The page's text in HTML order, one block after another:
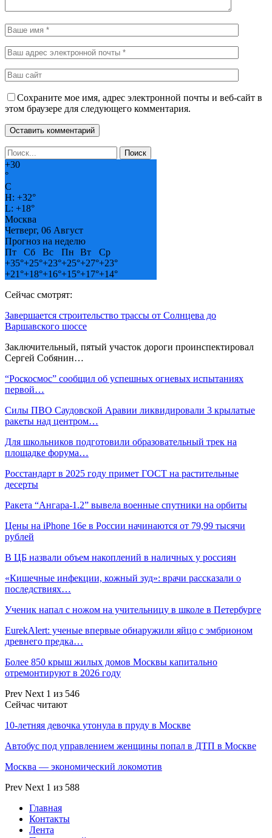
Сохраните мое имя, адрес электронной почты и веб-сайт в
этом браузере для следующего комментария.
+30
°
C
H: +32°
L: +18°
Москва
Четверг, 06 Август
Прогноз на неделю
Пт
Сб Вс Пн Вт
Ср
+35°+25°+23°+25°+27°+23°
+21°+18°+16°+15°+17°+14°
Сейчас смотрят:
Завершается строительство трассы от Солнцева до
Варшавского шоссе
Заключительный, пятый участок дороги проинспектировал
Сергей Собянин…
“Роскосмос” сообщил об успешных огневых испытаниях
первой…
Силы ПВО Саудовской Аравии ликвидировали 3 крылатые
ракеты над центром…
Для школьников подготовили образовательный трек на
площадке форума…
Росстандарт в 2025 году примет ГОСТ на растительные
десерты
Ракета “Ангара-1.2” вывела военные спутники на орбиты
Цены на iPhone 16e в России начинаются от 79,99 тысячи
рублей
В ЦБ назвали объем накоплений в наличных у россиян
«Кишечные инфекции, кожный зуд»: врачи рассказали о
последствиях…
Ученик напал с ножом на учительницу в школе в Петербурге
EurekAlert: ученые впервые обнаружили яйцо с эмбрионом
древнего предка…
Более 850 крыш жилых домов Москвы капитально
отремонтируют в 2026 году
Prev Next 1 из 546
Сейчас читают
10-летняя девочка утонула в пруду в Москве
Автобус под управлением женщины попал в ДТП в Москве
Москва — экономический локомотив
Prev Next 1 из 588
Главная
Контакты
Лента